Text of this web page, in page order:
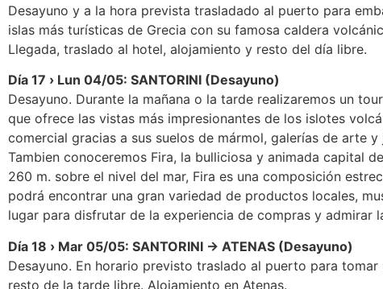
Desayuno y a la hora prevista trasladado al puerto para
islas más turísticas de Grecia con su famosa caldera
Llegada, traslado al hotel, alojamiento y resto del día libre.
Día 17 › Lun 04/05: SANTORINI (Desayuno)
Desayuno. Durante la mañana o la tarde realizaremos un
que ofrece las vistas más impresionantes de los islotes
comercial gracias a sus suelos de mármol, galerías de arte
Tambien conoceremos Fira, la bulliciosa y animada capital
260 m. sobre el nivel del mar, Fira es una composición
podrá encontrar una gran variedad de productos locales,
lugar para disfrutar de la experiencia de compras y admirar
Día 18 › Mar 05/05: SANTORINI → ATENAS (Desayuno)
Desayuno. En horario previsto traslado al puerto para
resto de la tarde libre. Alojamiento en Atenas.